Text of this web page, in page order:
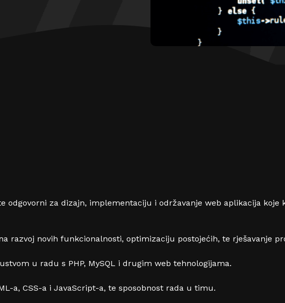
odgovorni za dizajn, implementaciju i održavanje web aplikacija
razvoj novih funkcionalnosti, optimizaciju postojećih, te rješavanje
u radu s PHP, MySQL i drugim web tehnologijama.
a, CSS-a i JavaScript-a, te sposobnost rada u timu.